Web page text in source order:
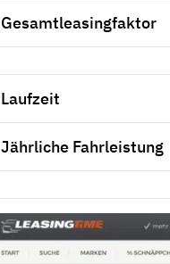
Gesamtleasingfaktor
Laufzeit
Jährliche Fahrleistung